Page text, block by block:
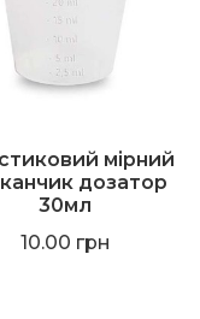
мірний
дозатор
30мл
10.00 грн